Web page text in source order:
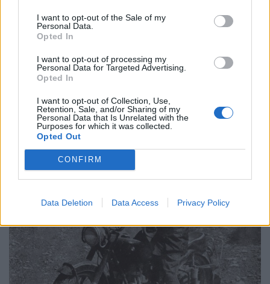
I want to opt-out of the Sale of my
Personal Data.
Opted In
I want to opt-out of processing my
Personal Data for Targeted Advertising.
Opted In
I want to opt-out of Collection, Use,
Retention, Sale, and/or Sharing of my
Personal Data that Is Unrelated with the
Purposes for which it was collected.
Opted Out
CONFIRM
Data Deletion Data Access Privacy Policy
16.04.2022